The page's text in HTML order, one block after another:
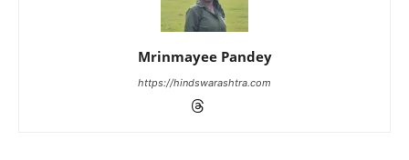
Mrinmayee Pandey
https://hindswarashtra.com